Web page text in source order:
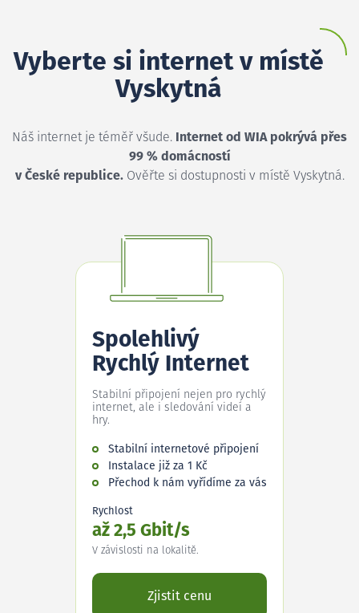
Vyberte si internet v místě
Vyskytná
Náš internet je téměř všude. Internet od WIA pokrývá přes
99 % domácností
v České republice.Ověřte si dostupnosti v místě Vyskytná.
Spolehlivý
Rychlý Internet
Stabilní připojení nejen pro rychlý
internet, ale i sledování videí a
hry.
Stabilní internetové připojení
Instalace již za 1 Kč
Přechod k nám vyřídíme za vás
Rychlost
až 2,5 Gbit/s
V závislosti na lokalitě.
Zjistit cenu